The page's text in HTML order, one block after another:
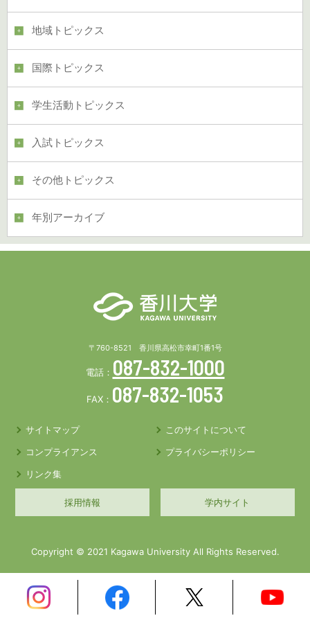
地域トピックス
国際トピックス
学生活動トピックス
入試トピックス
その他トピックス
年別アーカイブ
〒760-8521 香川県高松市幸町1番1号
電話： 087-832-1000
FAX： 087-832-1053
サイトマップ
このサイトについて
コンプライアンス
プライバシーポリシー
リンク集
採用情報 学内サイト
Copyright © 2021 Kagawa University All Rights Reserved.